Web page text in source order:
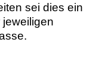
sei dies ein